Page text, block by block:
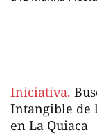
Iniciativa.
Intangible de
en La Quiaca